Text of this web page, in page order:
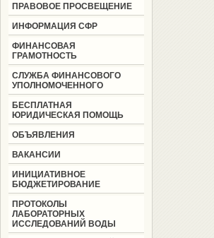
ПРАВОВОЕ ПРОСВЕЩЕНИЕ
ИНФОРМАЦИЯ СФР
ФИНАНСОВАЯ
ГРАМОТНОСТЬ
СЛУЖБА ФИНАНСОВОГО
УПОЛНОМОЧЕННОГО
БЕСПЛАТНАЯ
ЮРИДИЧЕСКАЯ ПОМОЩЬ
ОБЪЯВЛЕНИЯ
ВАКАНСИИ
ИНИЦИАТИВНОЕ
БЮДЖЕТИРОВАНИЕ
ПРОТОКОЛЫ
ЛАБОРАТОРНЫХ
ИССЛЕДОВАНИЙ ВОДЫ